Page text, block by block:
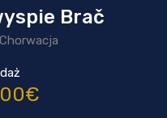
Brač